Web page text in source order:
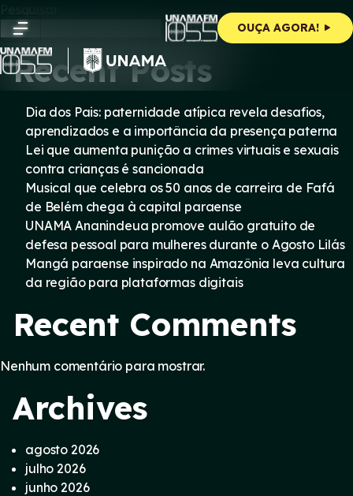
content
OUÇA AGORA!
Pesquisar
Pesquisar
Recent Posts
Dia dos Pais: paternidade atípica revela desafios,
aprendizados e a importância da presença paterna
Lei que aumenta punição a crimes virtuais e sexuais
contra crianças é sancionada
Musical que celebra os 50 anos de carreira de Fafá
de Belém chega à capital paraense
UNAMA Ananindeua promove aulão gratuito de
defesa pessoal para mulheres durante o Agosto Lilás
Mangá paraense inspirado na Amazônia leva cultura
da região para plataformas digitais
Recent Comments
Nenhum comentário para mostrar.
Archives
agosto 2026
julho 2026
junho 2026